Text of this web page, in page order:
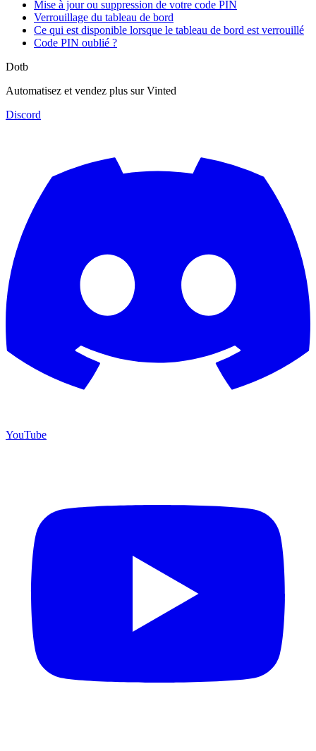
Mise à jour ou suppression de votre code PIN
Verrouillage du tableau de bord
Ce qui est disponible lorsque le tableau de bord est verrouillé
Code PIN oublié ?
Dotb
Automatisez et vendez plus sur Vinted
Discord
YouTube